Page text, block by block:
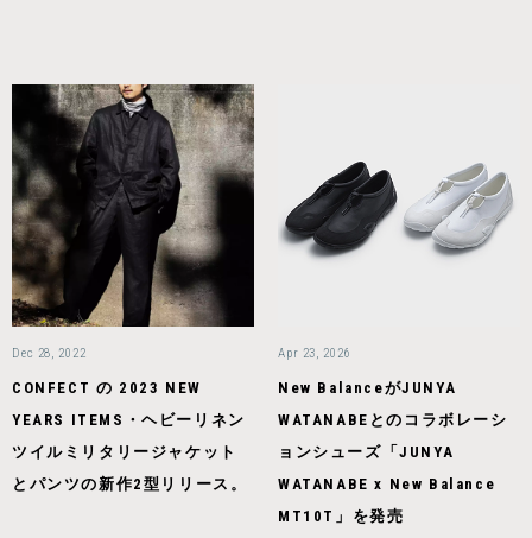
Dec 28, 2022
CONFECT の 2023 NEW
YEARS ITEMS・ヘビーリネン
ツイルミリタリージャケット
とパンツの新作2型リリース。
Apr 23, 2026
New BalanceがJUNYA
WATANABEとのコラボレーシ
ョンシューズ「JUNYA
WATANABE x New Balance
MT10T」を発売